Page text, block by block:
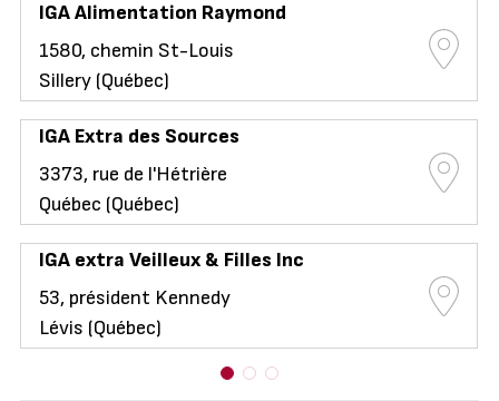
IGA Alimentation Raymond
1580, chemin St-Louis
Sillery (Québec)
IGA Extra des Sources
3373, rue de l'Hétrière
Québec (Québec)
IGA extra Veilleux & Filles Inc
53, président Kennedy
Lévis (Québec)